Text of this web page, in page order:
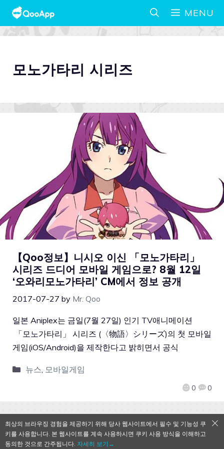
MENU
모노가타리 시리즈
【Qoo정보】니시오 이신 「모노가타리」
시리즈 드디어 모바일 게임으로? 8월 12일
‘오와리모노가타리’ CM에서 정보 공개
2017-07-27 by Mr. Qoo
0 0
일본 Aniplex는 금일(7월 27일) 인기 TV애니메이션
「모노가타리」 시리즈 (〈物語〉シリーズ)의 첫 모바일
게임(iOS/Android)을 제작한다고 밝히면서 공식
뉴스, 모바일게임
QooApp Limited © 2026
최상의 브라우징 경험을 제공하기 위해 당사 웹사이트에서 필수 및 기능성 쿠
키를 사용합니다. 본 웹사이트를 계속 사용하시면 쿠키 사용 방식을 이해하고
동의한 것으로 간주됩니다. 자세히 보기→